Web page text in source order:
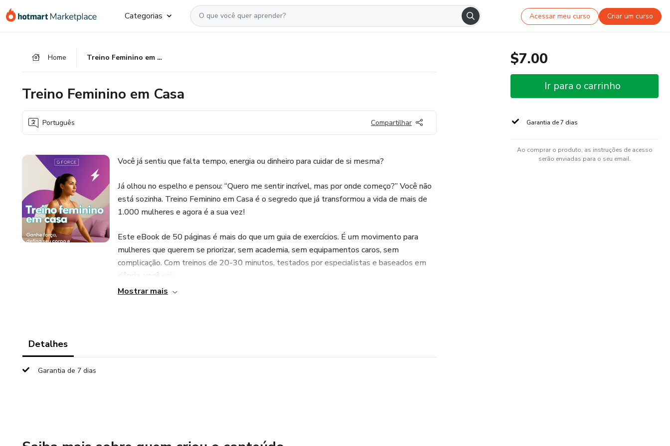
para
para
para
Categorias Acessar meu curso Criar um curso
Home Treino Feminino em Casa
Treino Feminino em Casa
Português Compartilhar
Você já sentiu que falta tempo, energia ou dinheiro para cuidar de si mesma?
Já olhou no espelho e pensou: “Quero me sentir incrível, mas por onde começo?” Você não
está sozinha. Treino Feminino em Casa é o segredo que já transformou a vida de mais de
1.000 mulheres e agora é a sua vez!
Este eBook de 50 páginas é mais do que um guia de exercícios. É um movimento para
mulheres que querem se priorizar, sem academia, sem equipamentos caros, sem
complicação. Com treinos de 20-30 minutos, testados por especialistas e baseados em
ciência, você vai:
Mostrar mais
Detalhes
Garantia de 7 dias
$7.00
Ir para o carrinho
Garantia de 7 dias
Ao comprar o produto, as instruções de acesso
serão enviadas para o seu email.